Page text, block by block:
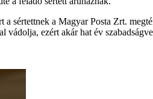
sértettnek a Magyar Posta Zrt.
vádolja, ezért akár hat év